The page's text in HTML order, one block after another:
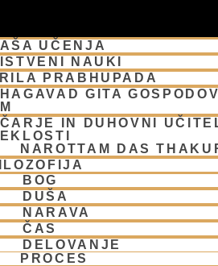
UČENJA
NAUKI
PRABHUPADA
GITA
IN DUHOVNI
NAROTTAM DAS
BOG
DUŠA
NARAVA
ČAS
DELOVANJE
PROCES